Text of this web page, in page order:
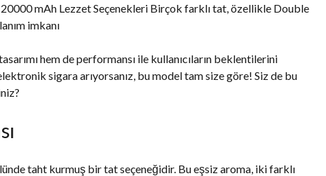
mAh Lezzet Seçenekleri Birçok farklı tat, özellikle Double
imkanı
hem de performansı ile kullanıcıların beklentilerini
sigara arıyorsanız, bu model tam size göre! Siz de bu
taht kurmuş bir tat seçeneğidir. Bu eşsiz aroma, iki farklı